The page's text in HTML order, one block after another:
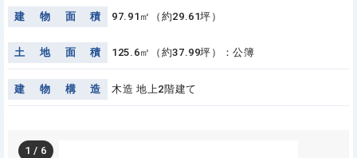
建 物 面 積 97.91㎡（約29.61坪）
土 地 面 積 125.6㎡（約37.99坪）：公簿
建 物 構 造 木造 地上2階建て
1 / 6